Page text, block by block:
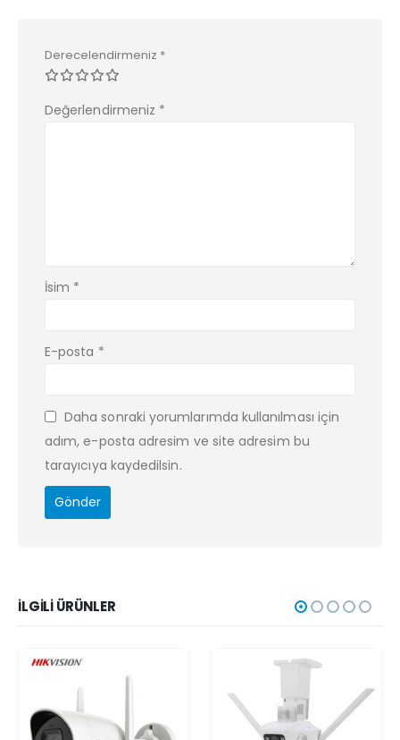
Derecelendirmeniz *
Değerlendirmeniz *
İsim *
E-posta *
Daha sonraki yorumlarımda kullanılması için
adım, e-posta adresim ve site adresim bu
tarayıcıya kaydedilsin.
İLGILI ÜRÜNLER